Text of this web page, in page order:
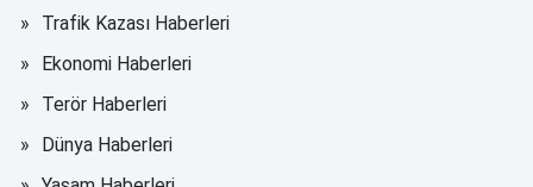
Trafik Kazası Haberleri
Ekonomi Haberleri
Terör Haberleri
Dünya Haberleri